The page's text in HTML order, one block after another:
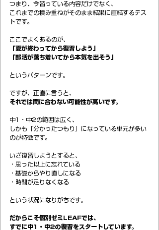
つまり、今習っている内容だけでなく、
これまでの積み重ねがそのまま結果に直結するテス
トです。
ここでよくあるのが、
「夏が終わってから復習しよう」
「部活が落ち着いてから本気を出そう」
というパターンです。
ですが、正直に言うと、
それでは間に合わない可能性が高いです。
中1・中2の範囲は広く、
しかも「分かったつもり」になっている単元が多い
のが特徴です。
いざ復習しようとすると、
・思った以上に忘れている
・基礎からやり直しになる
・時間が足りなくなる
という状況になりがちです。
だからこそ個別ゼミLEAFでは、
すでに中1・中2の復習をスタートしています。